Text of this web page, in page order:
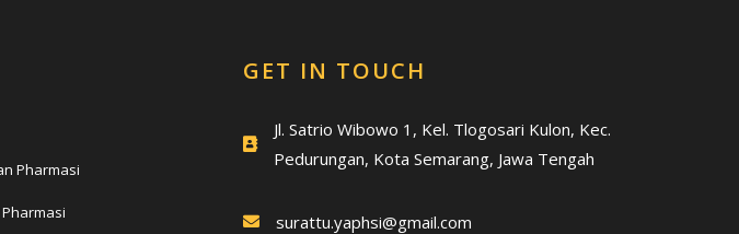
Pharmasi
GET IN TOUCH
Jl. Satrio Wibowo 1, Kel. Tlogosari Kulon, Kec.
Pedurungan, Kota Semarang, Jawa Tengah
surattu.yaphsi@gmail.com